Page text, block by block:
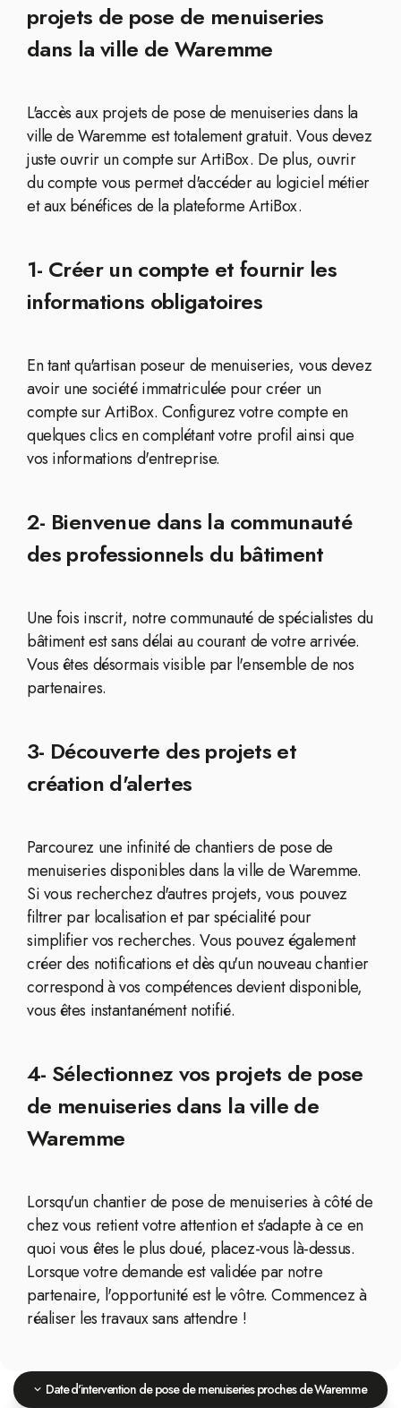
projets de pose de menuiseries
dans la ville de Waremme
L'accès aux projets de pose de menuiseries dans la
ville de Waremme est totalement gratuit. Vous devez
juste ouvrir un compte sur ArtiBox. De plus, ouvrir
du compte vous permet d'accéder au logiciel métier
et aux bénéfices de la plateforme ArtiBox.
1- Créer un compte et fournir les
informations obligatoires
En tant qu'artisan poseur de menuiseries, vous devez
avoir une société immatriculée pour créer un
compte sur ArtiBox. Configurez votre compte en
quelques clics en complétant votre profil ainsi que
vos informations d'entreprise.
2- Bienvenue dans la communauté
des professionnels du bâtiment
Une fois inscrit, notre communauté de spécialistes du
bâtiment est sans délai au courant de votre arrivée.
Vous êtes désormais visible par l'ensemble de nos
partenaires.
3- Découverte des projets et
création d'alertes
Parcourez une infinité de chantiers de pose de
menuiseries disponibles dans la ville de Waremme.
Si vous recherchez d'autres projets, vous pouvez
filtrer par localisation et par spécialité pour
simplifier vos recherches. Vous pouvez également
créer des notifications et dès qu'un nouveau chantier
correspond à vos compétences devient disponible,
vous êtes instantanément notifié.
4- Sélectionnez vos projets de pose
de menuiseries dans la ville de
Waremme
Lorsqu'un chantier de pose de menuiseries à côté de
chez vous retient votre attention et s'adapte à ce en
quoi vous êtes le plus doué, placez-vous là-dessus.
Lorsque votre demande est validée par notre
partenaire, l'opportunité est le vôtre. Commencez à
réaliser les travaux sans attendre !
Date d'intervention de pose de menuiseries proches de Waremme